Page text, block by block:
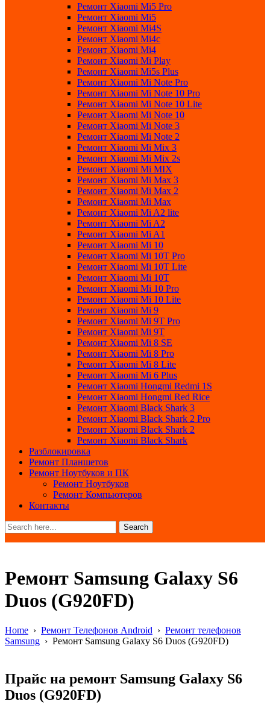
Ремонт Xiaomi Mi5 Pro
Ремонт Xiaomi Mi5
Ремонт Xiaomi Mi4S
Ремонт Xiaomi Mi4c
Ремонт Xiaomi Mi4
Ремонт Xiaomi Mi Play
Ремонт Xiaomi Mi5s Plus
Ремонт Xiaomi Mi Note Pro
Ремонт Xiaomi Mi Note 10 Pro
Ремонт Xiaomi Mi Note 10 Lite
Ремонт Xiaomi Mi Note 10
Ремонт Xiaomi Mi Note 3
Ремонт Xiaomi Mi Note 2
Ремонт Xiaomi Mi Mix 3
Ремонт Xiaomi Mi Mix 2s
Ремонт Xiaomi Mi MIX
Ремонт Xiaomi Mi Max 3
Ремонт Xiaomi Mi Max 2
Ремонт Xiaomi Mi Max
Ремонт Xiaomi Mi A2 lite
Ремонт Xiaomi Mi A2
Ремонт Xiaomi Mi A1
Ремонт Xiaomi Mi 10
Ремонт Xiaomi Mi 10T Pro
Ремонт Xiaomi Mi 10T Lite
Ремонт Xiaomi Mi 10T
Ремонт Xiaomi Mi 10 Pro
Ремонт Xiaomi Mi 10 Lite
Ремонт Xiaomi Mi 9
Ремонт Xiaomi Mi 9T Pro
Ремонт Xiaomi Mi 9T
Ремонт Xiaomi Mi 8 SE
Ремонт Xiaomi Mi 8 Pro
Ремонт Xiaomi Mi 8 Lite
Ремонт Xiaomi Mi 6 Plus
Ремонт Xiaomi Hongmi Redmi 1S
Ремонт Xiaomi Hongmi Red Rice
Ремонт Xiaomi Black Shark 3
Ремонт Xiaomi Black Shark 2 Pro
Ремонт Xiaomi Black Shark 2
Ремонт Xiaomi Black Shark
Разблокировка
Ремонт Планшетов
Ремонт Ноутбуков и ПК
Ремонт Ноутбуков
Ремонт Компьютеров
Контакты
Search
Ремонт Samsung Galaxy S6
Duos (G920FD)
Home › Ремонт Телефонов Android › Ремонт телефонов
Samsung › Ремонт Samsung Galaxy S6 Duos (G920FD)
Прайс на ремонт Samsung Galaxy S6
Duos (G920FD)